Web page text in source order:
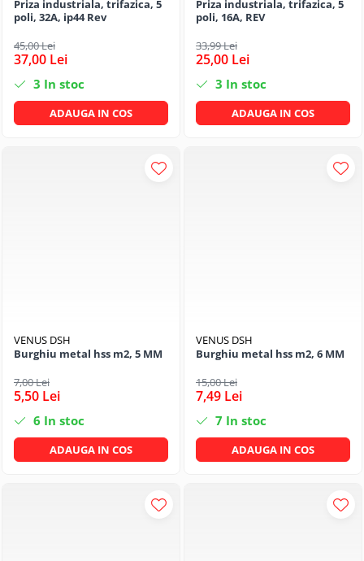
Priza industriala, trifazica, 5
poli, 32A, ip44 Rev
45,00 Lei
37,00 Lei
3 In stoc
ADAUGA IN COS
Priza industriala, trifazica, 5
poli, 16A, REV
33,99 Lei
25,00 Lei
3 In stoc
ADAUGA IN COS
VENUS DSH
Burghiu metal hss m2, 5 MM
7,00 Lei
5,50 Lei
6 In stoc
ADAUGA IN COS
VENUS DSH
Burghiu metal hss m2, 6 MM
15,00 Lei
7,49 Lei
7 In stoc
ADAUGA IN COS